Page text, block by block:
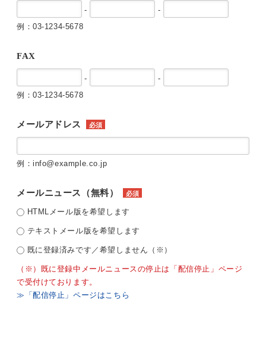
-
-
例：03-1234-5678
FAX
-
-
例：03-1234-5678
メールアドレス 必須
例：info@example.co.jp
メールニュース（無料） 必須
HTMLメール版を希望します
テキストメール版を希望します
既に登録済みです／希望しません（※）
（※）既に登録中メールニュースの停止は「配信停止」ページ
で受付けております。
≫「配信停止」ページはこちら